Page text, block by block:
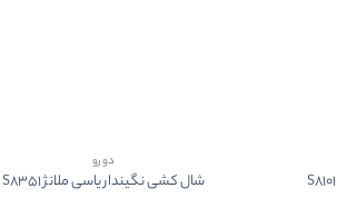
دورو
شال کشی نگیندار یاسی ملانژ S8351